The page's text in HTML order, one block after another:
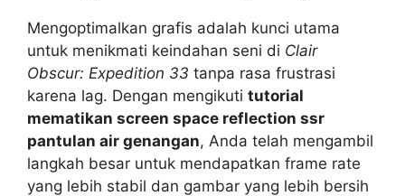
Mengoptimalkan grafis adalah kunci utama
untuk menikmati keindahan seni di Clair
Obscur: Expedition 33 tanpa rasa frustrasi
karena lag. Dengan mengikuti tutorial
mematikan screen space reflection ssr
pantulan air genangan, Anda telah mengambil
langkah besar untuk mendapatkan frame rate
yang lebih stabil dan gambar yang lebih bersih